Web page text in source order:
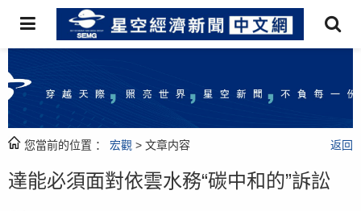
您當前的位置 ： 宏觀 > 文章内容 返回
達能必須面對依雲水務“碳中和的”訴訟